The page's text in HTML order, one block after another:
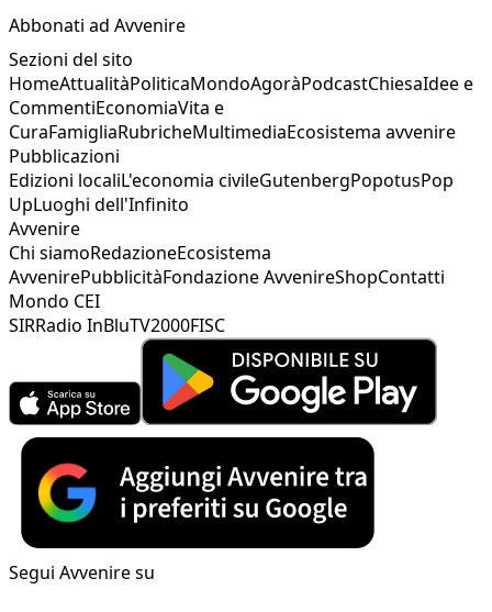
Abbonati ad Avvenire
Sezioni del sito
HomeAttualitàPoliticaMondoAgoràPodcastChiesaIdee e
CommentiEconomiaVita e
CuraFamigliaRubricheMultimediaEcosistema avvenire
Pubblicazioni
Edizioni localiL'economia civileGutenbergPopotusPop
UpLuoghi dell'Infinito
Avvenire
Chi siamoRedazioneEcosistema
AvvenirePubblicitàFondazione AvvenireShopContatti
Mondo CEI
SIRRadio InBluTV2000FISC
Segui Avvenire su